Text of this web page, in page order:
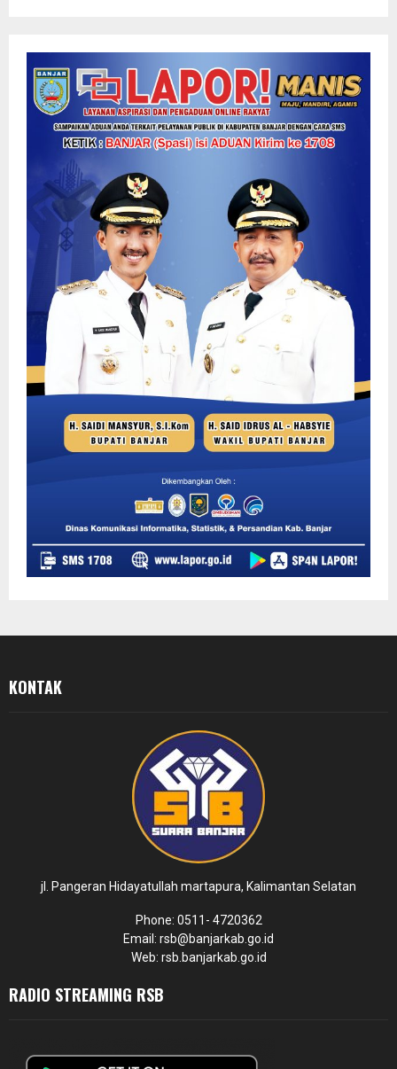
KONTAK
jl. Pangeran Hidayatullah martapura, Kalimantan Selatan
Phone: 0511- 4720362
Email: rsb@banjarkab.go.id
Web: rsb.banjarkab.go.id
RADIO STREAMING RSB